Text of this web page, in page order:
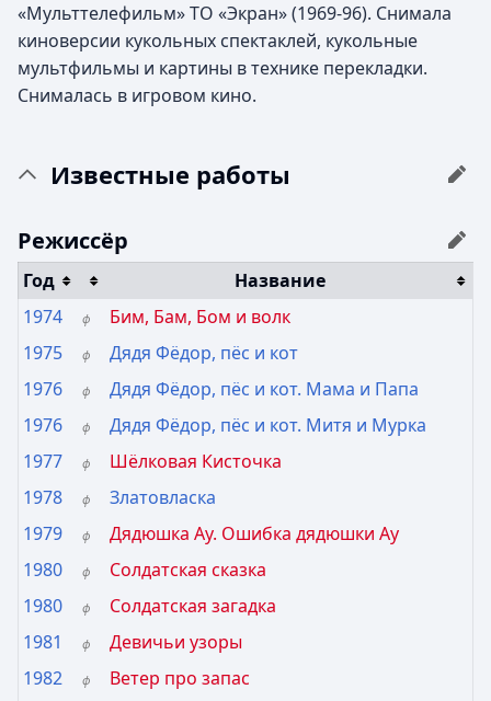
«Мульттелефильм» ТО «Экран» (1969-96). Снимала
киноверсии кукольных спектаклей, кукольные
мультфильмы и картины в технике перекладки.
Снималась в игровом кино.
Известные работы
Режиссёр
Год
Название
1974
ф
Бим, Бам, Бом и волк
1975
ф
Дядя Фёдор, пёс и кот
1976
ф
Дядя Фёдор, пёс и кот. Мама и Папа
1976
ф
Дядя Фёдор, пёс и кот. Митя и Мурка
1977
ф
Шёлковая Кисточка
1978
ф
Златовласка
1979
ф
Дядюшка Ау. Ошибка дядюшки Ау
1980
ф
Солдатская сказка
1980
ф
Солдатская загадка
1981
ф
Девичьи узоры
1982
ф
Ветер про запас